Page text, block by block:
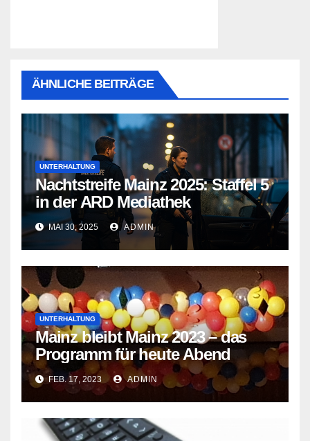
ÄHNLICHE BEITRÄGE
UNTERHALTUNG
Nachtstreife Mainz 2025: Staffel 5
in der ARD Mediathek
MAI 30, 2025 ADMIN
UNTERHALTUNG
Mainz bleibt Mainz 2023 – das
Programm für heute Abend
FEB. 17, 2023 ADMIN